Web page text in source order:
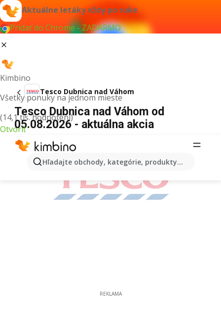
Aktuálne letáky vždy po ruke
Pridať do Chrome - ZADARMO
Kimbino
Všetky ponuky na jednom mieste
(14,1 tis. hodnotení)
Otvoriť
Hľadajte obchody, kategórie, produkty...
Tesco Dubnica nad Váhom
Tesco Dubnica nad Váhom od
05.08.2026 - aktuálna akcia
REKLAMA